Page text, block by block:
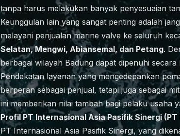
tanpa harus melakukan banyak penyesuaian
Keunggulan lain yang sangat penting adalah
melayani penjualan marine valve ke seluruh
Selatan, Mengwi, Abiansemal, dan Petang.
berbagai wilayah Badung dapat dipenuhi
Pendekatan layanan yang mengedepankan
berperan sebagai penjual, tetapi juga sebagai
ini memberikan nilai tambah bagi pelaku usaha
Profil PT Internasional Asia Pasifik Sinergi (PT
PT Internasional Asia Pasifik Sinergi, yang